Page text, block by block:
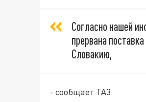
Согласно нашей
прервана
Словакию,
- сообщает ТА3.